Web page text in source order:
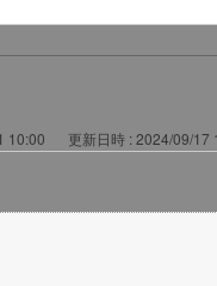
10:00 更新日時 : 2024/09/17